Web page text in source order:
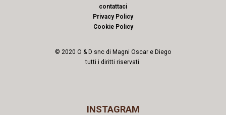
contattaci
Privacy Policy
Cookie Policy
© 2020 O & D snc di Magni Oscar e Diego
tutti i diritti riservati.
INSTAGRAM